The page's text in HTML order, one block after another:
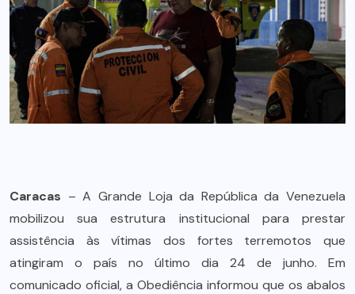
Caracas – A Grande Loja da República da Venezuela
mobilizou sua estrutura institucional para prestar
assistência às vítimas dos fortes terremotos que
atingiram o país no último dia 24 de junho. Em
comunicado oficial, a Obediência informou que os abalos